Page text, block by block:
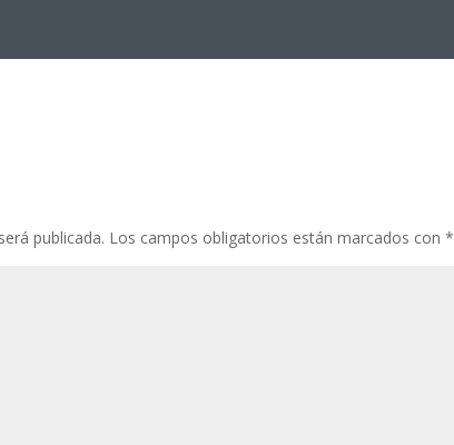
publicada. Los campos obligatorios están marcados con *